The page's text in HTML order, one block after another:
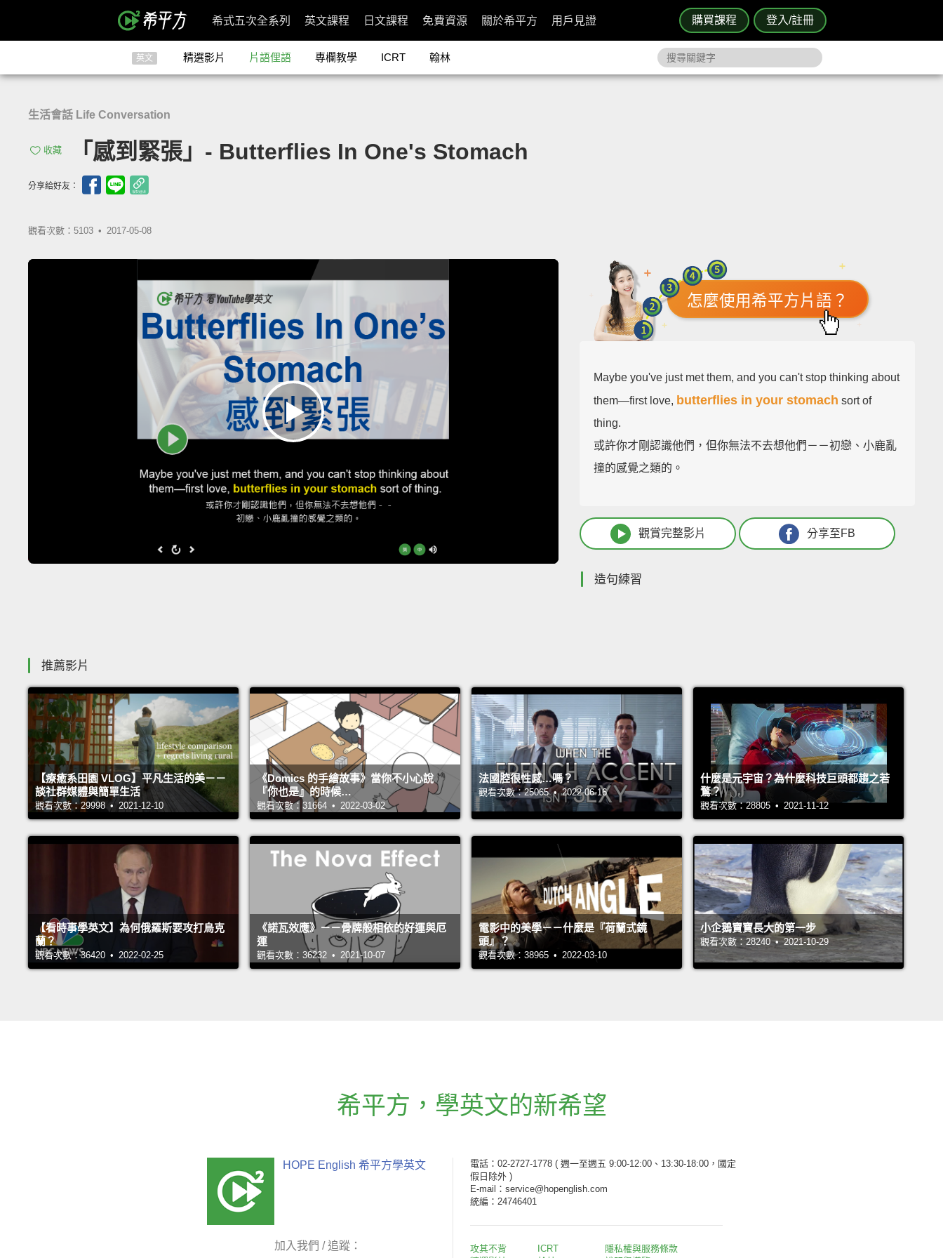
購買課程 登入/註冊
希式五次全系列 英文課程 日文課程 免費資源 關於希平方 用戶見證
英文 精選影片 片語俚語 專欄教學 ICRT 翰林
生活會話 Life Conversation
收藏 「感到緊張」- Butterflies In One's Stomach
分享給好友：
觀看次數：5103 • 2017-05-08
怎麼使用希平方片語？
Maybe you've just met them, and you can't stop thinking about
them—first love, butterflies in your stomach sort of
thing.
或許你才剛認識他們，但你無法不去想他們－－初戀、小鹿亂
撞的感覺之類的。
觀賞完整影片 分享至FB
造句練習
推薦影片
【療癒系田園 VLOG】平凡生活的美－－
談社群媒體與簡單生活
觀看次數：29998 • 2021-12-10
《Domics 的手繪故事》當你不小心說
『你也是』的時候…
觀看次數：31664 • 2022-03-02
法國腔很性感…嗎？
觀看次數：25065 • 2022-06-16
什麼是元宇宙？為什麼科技巨頭都趨之若
鶩？
觀看次數：28805 • 2021-11-12
【看時事學英文】為何俄羅斯要攻打烏克
蘭？
觀看次數：36420 • 2022-02-25
《諾瓦效應》－－骨牌般相依的好運與厄
運
觀看次數：36232 • 2021-10-07
電影中的美學－－什麼是『荷蘭式鏡
頭』？
觀看次數：38965 • 2022-03-10
小企鵝寶寶長大的第一步
觀看次數：28240 • 2021-10-29
希平方 ， 學英文的新希望
HOPE English 希平方學英文
加入我們 / 追蹤：
電話：02-2727-1778 ( 週一至週五 9:00-12:00、13:30-18:00，國定
假日除外 )
E-mail：service@hopenglish.com
統編：24746401
攻其不背
ICRT
隱私權與服務條款